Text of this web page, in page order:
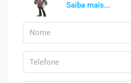
Saiba mais...